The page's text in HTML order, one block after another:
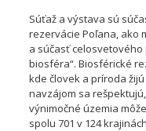
Súťaž a výstava sú
rezervácie Poľana, ako
a súčasť celosvetového
biosféra“. Biosférické
kde človek a príroda
navzájom sa
výnimočné územia
spolu 701 v 124